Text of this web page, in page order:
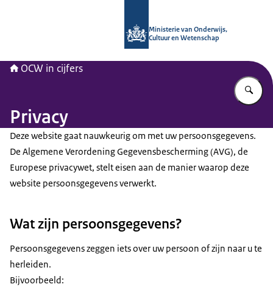
Ministerie van Onderwijs,
Cultuur en Wetenschap
OCW in cijfers
Privacy
Deze website gaat nauwkeurig om met uw persoonsgegevens.
De Algemene Verordening Gegevensbescherming (AVG), de
Europese privacywet, stelt eisen aan de manier waarop deze
website persoonsgegevens verwerkt.
Wat zijn persoonsgegevens?
Persoonsgegevens zeggen iets over uw persoon of zijn naar u te
herleiden.
Bijvoorbeeld: